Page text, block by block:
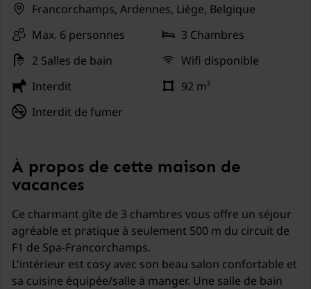
Francorchamps, Ardennes, Liège, Belgique
Max. 6 personnes
3 Chambres
2 Salles de bain
Wifi disponible
Interdit
92 m²
Interdit de fumer
À propos de cette maison de
vacances
Ce charmant gîte de 3 chambres vous offre un séjour
agréable et pratique à seulement 500 m du circuit de
F1 de Spa-Francorchamps.
L'intérieur est cosy avec son beau salon confortable et
sa cuisine équipée/salle à manger. Une salle de bain